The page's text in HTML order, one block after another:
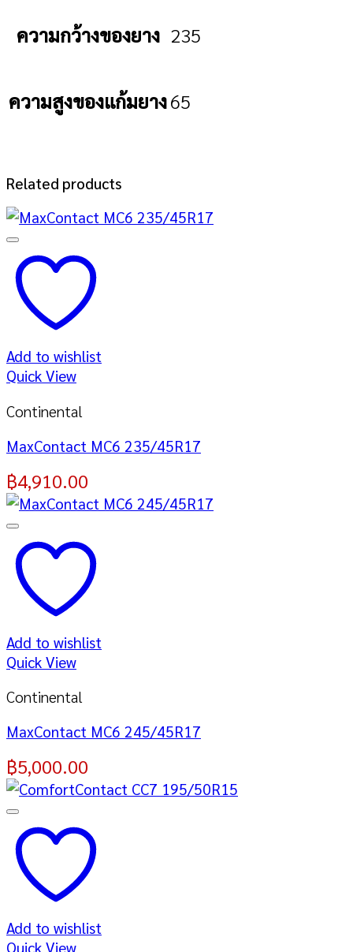
ความกว้างของยาง 235
ความสูงของแก้มยาง65
Related products
Add to wishlist
Quick View
Continental
MaxContact MC6 235/45R17
฿4,910.00
Add to wishlist
Quick View
Continental
MaxContact MC6 245/45R17
฿5,000.00
Add to wishlist
Quick View